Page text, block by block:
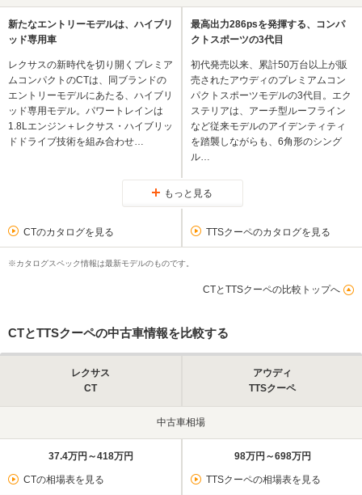
新たなエントリーモデルは、ハイブリ
ッド専用車
レクサスの新時代を切り開くプレミア
ムコンパクトのCTは、同ブランドの
エントリーモデルにあたる、ハイブリ
ッド専用モデル。パワートレインは
1.8Lエンジン＋レクサス・ハイブリッ
ドドライブ技術を組み合わせ…
最高出力286psを発揮する、コンパ
クトスポーツの3代目
初代発売以来、累計50万台以上が販
売されたアウディのプレミアムコン
パクトスポーツモデルの3代目。エク
ステリアは、アーチ型ルーフライン
など従来モデルのアイデンティティ
を踏襲しながらも、6角形のシング
ル…
もっと見る
CTのカタログを見る TTSクーペのカタログを見る
※カタログスペック情報は最新モデルのものです。
CTとTTSクーペの比較トップへ
CTとTTSクーペの中古車情報を比較する
レクサス
CT
アウディ
TTSクーペ
中古車相場
37.4万円～418万円
CTの相場表を見る
98万円～698万円
TTSクーペの相場表を見る